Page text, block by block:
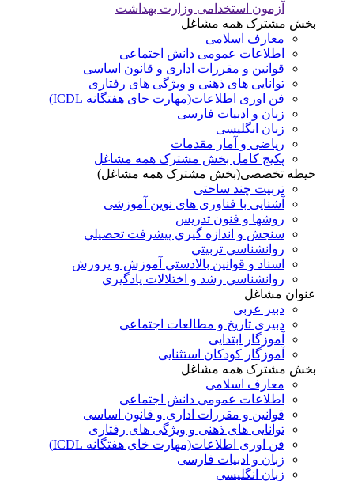
آزمون استخدامی وزارت بهداشت
بخش مشترک همه مشاغل
معارف اسلامی
اطلاعات عمومی دانش اجتماعی
قوانین و مقررات اداری و قانون اساسی
توانایی های ذهنی و ویژگی های رفتاری
فن اوری اطلاعات(مهارت خای هفتگانه ICDL)
زبان و ادبیات فارسی
زبان انگلیسی
ریاضی و آمار مقدمات
پکیج کامل بخش مشترک همه مشاغل
حیطه تخصصی(بخش مشترک همه مشاغل)
تربیت چند ساحتی
آشنایی با فناوری های نوین آموزشی
روشها و فنون تدريس
سنجش و اندازه گيري پيشرفت تحصيلي
روانشناسي تربيتي
اسناد و قوانين بالادستي آموزش و پرورش
روانشناسي رشد و اختلالات يادگيري
عنوان مشاغل
دبير عربی
دبیری تاریخ و مطالعات اجتماعی
آموزگار ابتدایی
آموزگار کودکان استثنایی
بخش مشترک همه مشاغل
معارف اسلامی
اطلاعات عمومی دانش اجتماعی
قوانین و مقررات اداری و قانون اساسی
توانایی های ذهنی و ویژگی های رفتاری
فن اوری اطلاعات(مهارت خای هفتگانه ICDL)
زبان و ادبیات فارسی
زبان انگلیسی